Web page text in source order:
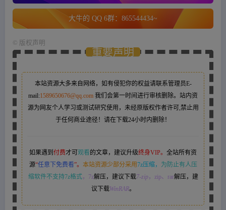
大牛的 QQ 6群：865544434~
版权声明
重要声明
本站资源大多来自网络，如有侵犯你的权益请联系管理员E-
mail:1589650676@qq.com 我们会第一时间进行审核删除。站内资
源为网友个人学习或测试研究使用，未经原版权作者许可,禁止用
于任何商业途径！请在下载24小时内删除！
如果遇到 付费才可 观看 的文章，建议升级终身VIP。 全站所有资
源“任意下免费看”。 本站资源少部分采用7z压缩，
为防止有人压
缩软件不支持7z格式，7z解压，建议下载7-zip，zip、rar解压，建
议下载WinRAR。